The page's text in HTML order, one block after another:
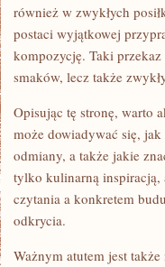
również w zwykłych
postaci wyjątkowej
kompozycję. Taki
smaków, lecz także
Opisując tę stronę, warto
może dowiadywać się,
odmiany, a także jakie
tylko kulinarną inspiracją,
czytania a konkretem
odkrycia.
Ważnym atutem jest